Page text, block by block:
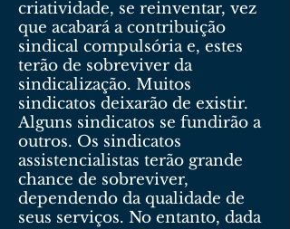
criatividade, se reinventar, vez
que acabará a contribuição
sindical compulsória e, estes
terão de sobreviver da
sindicalização. Muitos
sindicatos deixarão de existir.
Alguns sindicatos se fundirão a
outros. Os sindicatos
assistencialistas terão grande
chance de sobreviver,
dependendo da qualidade de
seus serviços. No entanto, dada